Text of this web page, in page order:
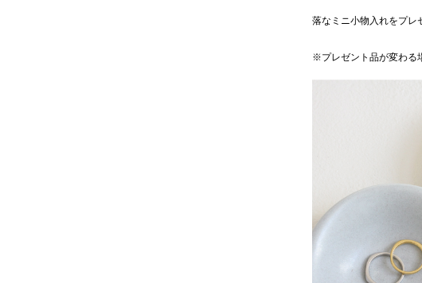
落なミニ小物入れをプレ
※プレゼント品が変わる